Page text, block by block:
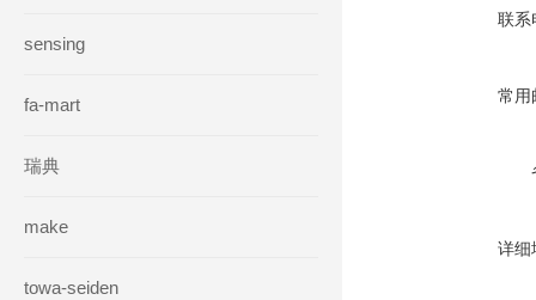
sensing
fa-mart
瑞典
make
towa-seiden
联系
常用
详细